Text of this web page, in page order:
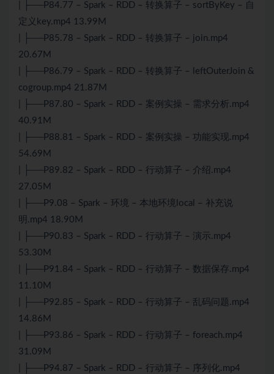
| ├──P84.77 – Spark – RDD – 转换算子 – sortByKey – 自
定义key.mp4 13.99M
| ├──P85.78 – Spark – RDD – 转换算子 – join.mp4
20.67M
| ├──P86.79 – Spark – RDD – 转换算子 – leftOuterJoin &
cogroup.mp4 21.87M
| ├──P87.80 – Spark – RDD – 案例实操 – 需求分析.mp4
40.91M
| ├──P88.81 – Spark – RDD – 案例实操 – 功能实现.mp4
54.69M
| ├──P89.82 – Spark – RDD – 行动算子 – 介绍.mp4
27.05M
| ├──P9.08 – Spark – 环境 – 本地环境local – 补充说
明.mp4 18.90M
| ├──P90.83 – Spark – RDD – 行动算子 – 演示.mp4
53.30M
| ├──P91.84 – Spark – RDD – 行动算子 – 数据保存.mp4
11.10M
| ├──P92.85 – Spark – RDD – 行动算子 – 乱码问题.mp4
14.86M
| ├──P93.86 – Spark – RDD – 行动算子 – foreach.mp4
31.09M
| ├──P94.87 – Spark – RDD – 行动算子 – 序列化.mp4